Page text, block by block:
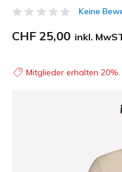
4.8 von 5 Keine
CHF 25,00 inkl.
Mitglieder erhalten